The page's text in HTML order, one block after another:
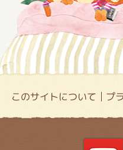
このサイトについて プ